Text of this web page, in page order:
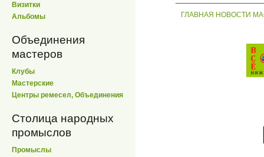
Визитки
Альбомы
Объединения
мастеров
Клубы
Мастерские
Центры ремесел, Объединения
Столица народных
промыслов
Промыслы
ГЛАВНАЯ НОВОСТИ